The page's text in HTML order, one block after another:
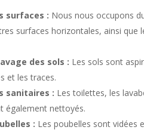
surfaces : Nous nous occupons
surfaces horizontales, ainsi
des sols : Les sols sont
et les traces.
sanitaires : Les toilettes, les
également nettoyés.
: Les poubelles sont vidées